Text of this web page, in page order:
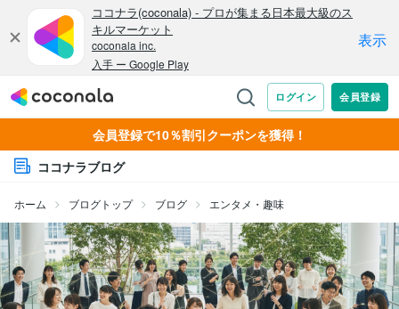
会員登録で10％割引クーポンを獲得！
ココナラブログ
ホーム ブログトップ ブログ エンタメ・趣味